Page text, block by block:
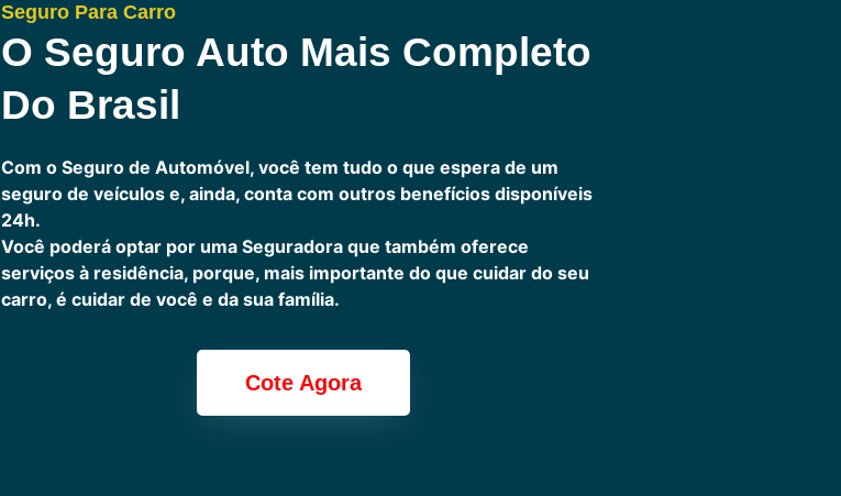
Seguro Para Carro
O Seguro Auto Mais Completo
Do Brasil
Com o Seguro de Automóvel, você tem tudo o que espera de um
seguro de veículos e, ainda, conta com outros benefícios disponíveis
24h.
Você poderá optar por uma Seguradora que também oferece
serviços à residência, porque, mais importante do que cuidar do seu
carro, é cuidar de você e da sua família.
Cote Agora